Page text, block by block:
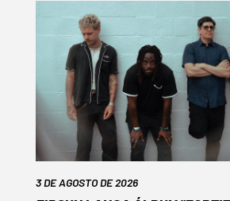
3 DE AGOSTO DE 2026